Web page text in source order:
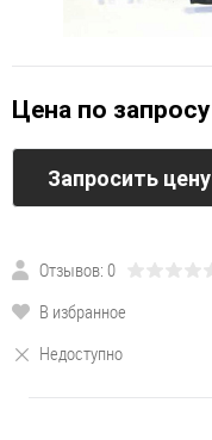
Цена по запросу
Запросить цену
Отзывов: 0
В избранное
Недоступно